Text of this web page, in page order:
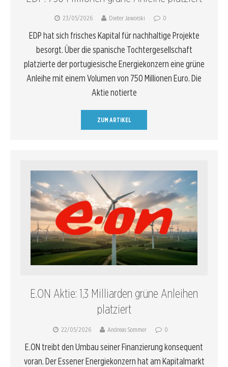
23/05/2026 Dieter Jaworski 0
EDP hat sich frisches Kapital für nachhaltige Projekte
besorgt. Über die spanische Tochtergesellschaft
platzierte der portugiesische Energiekonzern eine grüne
Anleihe mit einem Volumen von 750 Millionen Euro. Die
Aktie notierte
ZUM ARTIKEL
E.ON Aktie: 1,3 Milliarden grüne Anleihen
platziert
22/05/2026 Andreas Sommer 0
E.ON treibt den Umbau seiner Finanzierung konsequent
voran. Der Essener Energiekonzern hat am Kapitalmarkt